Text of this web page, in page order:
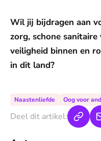
Wil jij bijdragen aan
zorg, schone
veiligheid binnen en
in dit land?
Naastenliefde Oog voor
Deel dit artikel: